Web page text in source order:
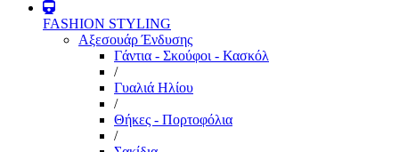
FASHION STYLING
Αξεσουάρ Ένδυσης
Γάντια - Σκούφοι - Κασκόλ
/
Γυαλιά Ηλίου
/
Θήκες - Πορτοφόλια
/